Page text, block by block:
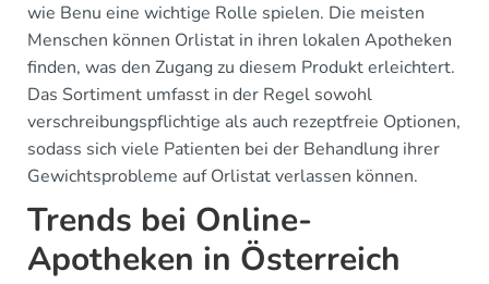
wie Benu eine wichtige Rolle spielen. Die meisten
Menschen können Orlistat in ihren lokalen Apotheken
finden, was den Zugang zu diesem Produkt erleichtert.
Das Sortiment umfasst in der Regel sowohl
verschreibungspflichtige als auch rezeptfreie Optionen,
sodass sich viele Patienten bei der Behandlung ihrer
Gewichtsprobleme auf Orlistat verlassen können.
Trends bei Online-
Apotheken in Österreich